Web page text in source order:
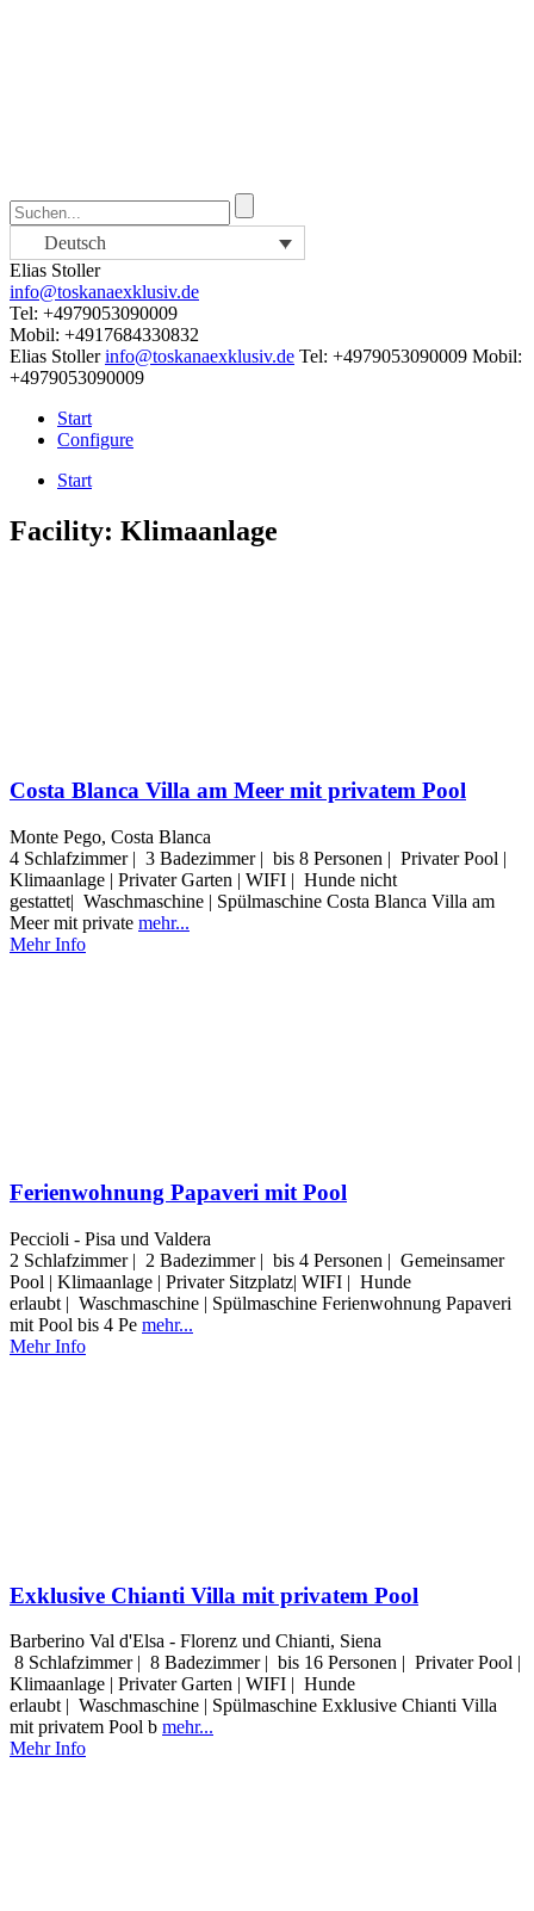
Deutsch
Elias Stoller
info@toskanaexklusiv.de
Tel: +4979053090009
Mobil: +4917684330832
Elias Stoller info@toskanaexklusiv.de Tel: +4979053090009 Mobil:
+4979053090009
Start
Configure
Start
Facility: Klimaanlage
Costa Blanca Villa am Meer mit privatem Pool
Monte Pego, Costa Blanca
4 Schlafzimmer | 3 Badezimmer | bis 8 Personen | Privater Pool |
Klimaanlage | Privater Garten | WIFI | Hunde nicht
gestattet| Waschmaschine | Spülmaschine Costa Blanca Villa am
Meer mit private mehr...
Mehr Info
Ferienwohnung Papaveri mit Pool
Peccioli - Pisa und Valdera
2 Schlafzimmer | 2 Badezimmer | bis 4 Personen | Gemeinsamer
Pool | Klimaanlage | Privater Sitzplatz| WIFI | Hunde
erlaubt | Waschmaschine | Spülmaschine Ferienwohnung Papaveri
mit Pool bis 4 Pe mehr...
Mehr Info
Exklusive Chianti Villa mit privatem Pool
Barberino Val d'Elsa - Florenz und Chianti, Siena
8 Schlafzimmer | 8 Badezimmer | bis 16 Personen | Privater Pool |
Klimaanlage | Privater Garten | WIFI | Hunde
erlaubt | Waschmaschine | Spülmaschine Exklusive Chianti Villa
mit privatem Pool b mehr...
Mehr Info